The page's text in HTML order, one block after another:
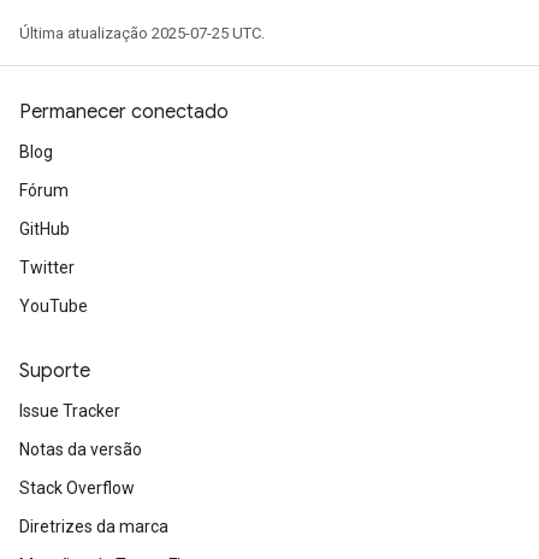
Última atualização 2025-07-25 UTC.
Permanecer conectado
Blog
Fórum
GitHub
Twitter
YouTube
Suporte
Issue Tracker
Notas da versão
Stack Overflow
Diretrizes da marca